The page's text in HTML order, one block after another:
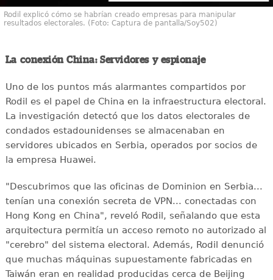
Rodil explicó cómo se habrían creado empresas para manipular
resultados electorales. (Foto: Captura de pantalla/Soy502)
La conexión China: Servidores y espionaje
Uno de los puntos más alarmantes compartidos por
Rodil es el papel de China en la infraestructura electoral.
La investigación detectó que los datos electorales de
condados estadounidenses se almacenaban en
servidores ubicados en Serbia, operados por socios de
la empresa Huawei.
"Descubrimos que las oficinas de Dominion en Serbia...
tenían una conexión secreta de VPN... conectadas con
Hong Kong en China", reveló Rodil, señalando que esta
arquitectura permitía un acceso remoto no autorizado al
"cerebro" del sistema electoral. Además, Rodil denunció
que muchas máquinas supuestamente fabricadas en
Taiwán eran en realidad producidas cerca de Beijing